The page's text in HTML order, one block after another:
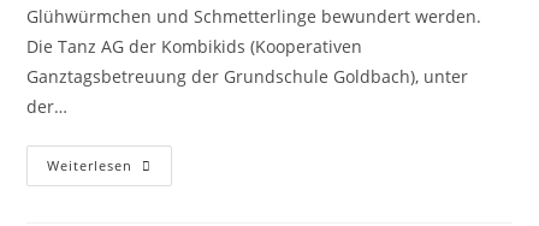
Glühwürmchen und Schmetterlinge bewundert werden.
Die Tanz AG der Kombikids (Kooperativen
Ganztagsbetreuung der Grundschule Goldbach), unter
der…
Weiterlesen